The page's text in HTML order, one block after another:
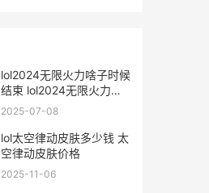
lol2024无限火力啥子时候
结束 lol2024无限火力官
方公告
2025-07-08
lol太空律动皮肤多少钱 太
空律动皮肤价格
2025-11-06